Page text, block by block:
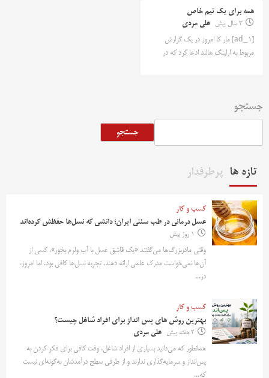
همه برای یک تیم خاص
3 سال پیش
علی مردی
[ad_1] مار کا امروز در یک گزارش
مربوط به ارلینگ هالند ادعا کرد که در
جستجو
جستجو
تازه ها پرطرفدار
کسب و کار
عسل درمانی در طب سنتی ایران؛ دانشی که نسل‌ها حفظش کرده‌اند
1 روز پیش
وقتی مادربزرگ‌ها می‌گفتند «یک قاشق عسل با آب ولرم بخور»، کسی از
آن‌ها نمی‌خواست مدرک علمی ارائه دهند. تجربه نسل‌ها کافی بود. اما امروز،
در...
کسب و کار
بهترین روش‌ های پس‌ انداز برای افراد شاغل چیست؟
2 هفته پیش
علی مردی
همانطور که می‌دانید بسیاری از افراد شاغل، وقت کافی برای فکر کردن به
پس‌انداز و سرمایه‌گذاری ندارند و از طرفی سطح درآمدشان به‌گونه‌ای نیست
که...